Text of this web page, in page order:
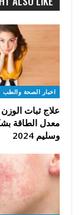
اخبار الصحة والطب
علاج ثبات الوزن
معدل الطاقة
وسليم 2024